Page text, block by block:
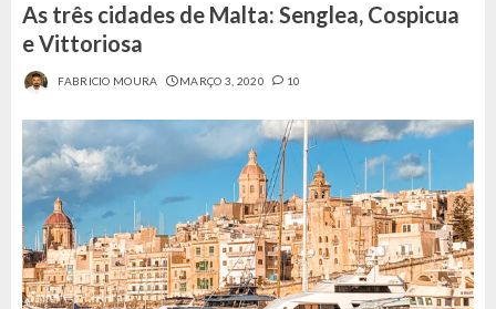
As três cidades de Malta: Senglea, Cospicua
e Vittoriosa
FABRICIO MOURA MARÇO 3, 2020 10